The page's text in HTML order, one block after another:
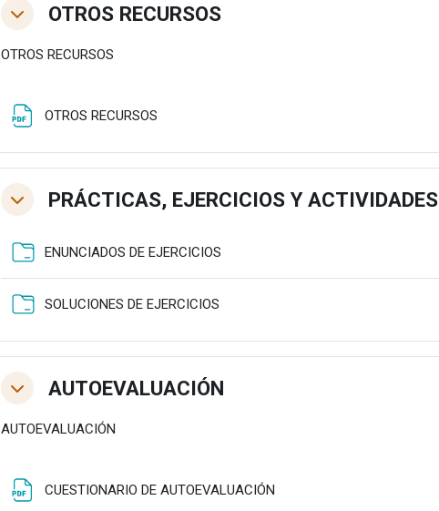
TolestuOTROS RECURSOS
OTROS RECURSOS
OTROS RECURSOS
TolestuPRÁCTICAS, EJERCICIOS Y ACTIVIDADES
ENUNCIADOS DE EJERCICIOS
SOLUCIONES DE EJERCICIOS
TolestuAUTOEVALUACIÓN
AUTOEVALUACIÓN
CUESTIONARIO DE AUTOEVALUACIÓN